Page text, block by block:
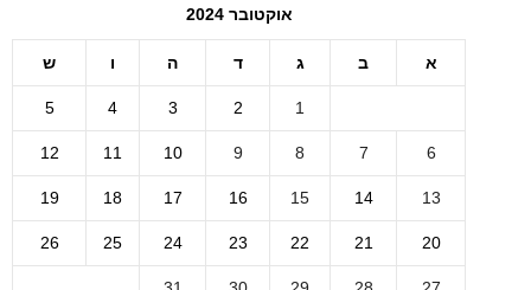
אוקטובר 2024
א ב ג ד ה ו ש
1
2
3
4
5
6
7
8
9
10
11
12
13
14
15
16
17
18
19
20
21
22
23
24
25
26